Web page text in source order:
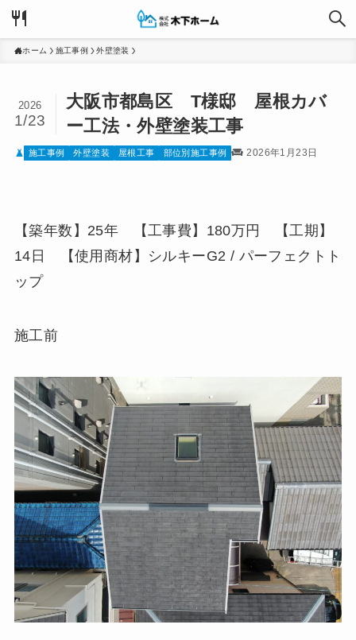
ホーム 施工事例 外壁塗装
大阪市都島区 T様邸 屋根カバ
ー工法・外壁塗装工事
2026
1/23
施工事例 外壁塗装 屋根工事 部位別施工事例 2026年1月23日
【築年数】25年 【工事費】180万円 【工期】
14日 【使用商材】シルキーG2 / パーフェクトト
ップ
施工前